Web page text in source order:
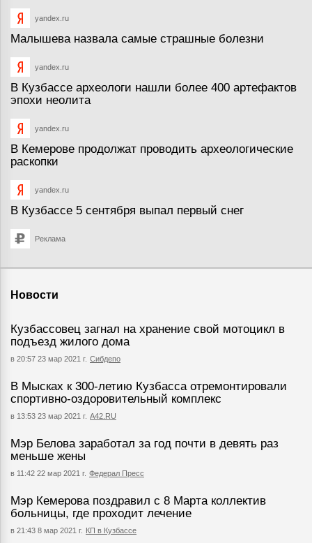
yandex.ru
Малышева назвала самые страшные болезни
yandex.ru
В Кузбассе археологи нашли более 400 артефактов
эпохи неолита
yandex.ru
В Кемерове продолжат проводить археологические
раскопки
yandex.ru
В Кузбассе 5 сентября выпал первый снег
Реклама
Новости
Кузбассовец загнал на хранение свой мотоцикл в
подъезд жилого дома
в 20:57 23 мар 2021 г. Сибдепо
В Мысках к 300-летию Кузбасса отремонтировали
спортивно-оздоровительный комплекс
в 13:53 23 мар 2021 г. А42.RU
Мэр Белова заработал за год почти в девять раз
меньше жены
в 11:42 22 мар 2021 г. Федерал Пресс
Мэр Кемерова поздравил с 8 Марта коллектив
больницы, где проходит лечение
в 21:43 8 мар 2021 г. КП в Кузбассе